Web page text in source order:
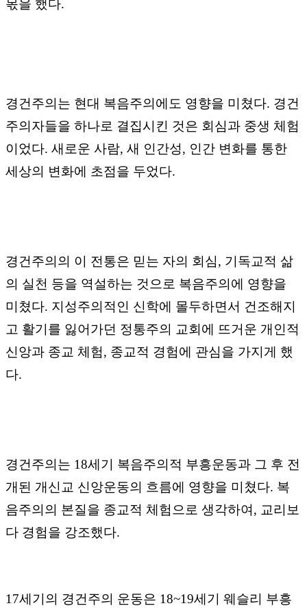
몫을 했다.
경건주의는 현대 복음주의에도 영향을 미쳤다. 경건
주의자들을 하나로 결집시킨 것은 회심과 중생 체험
이었다. 새로운 사람, 새 인간성, 인간 변화를 통한
세상의 변화에 초점을 두었다.
경건주의의 이 전통은 믿는 자의 회심, 기독교적 삶
의 실천 등을 역설하는 것으로 복음주의에 영향을
미쳤다. 지성주의적인 신학에 몰두하면서 건조해지
고 활기를 잃어가던 정통주의 교회에 뜨거운 개인적
신앙과 종교 체험, 종교적 경험에 관심을 가지게 했
다.
경건주의는 18세기 복음주의적 부흥운동과 그 후 전
개된 개신교 신앙운동의 흐름에 영향을 미쳤다. 복
음주의의 본질을 종교적 체험으로 생각하여 , 교리보
다 경험을 강조했다.
17세기의 경건주의 운동은 18~19세기 웨슬리 부흥